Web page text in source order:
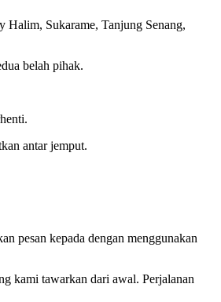
Halim, Sukarame, Tanjung Senang,
belah pihak.
antar jemput.
pesan kepada dengan menggunakan
kami tawarkan dari awal. Perjalanan